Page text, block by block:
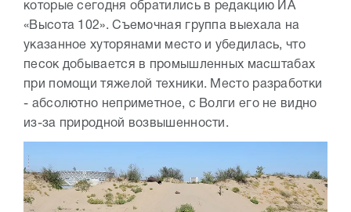
которые сегодня обратились в редакцию ИА
«Высота 102». Съемочная группа выехала на
указанное хуторянами место и убедилась, что
песок добывается в промышленных масштабах
при помощи тяжелой техники. Место разработки
- абсолютно неприметное, с Волги его не видно
из-за природной возвышенности.